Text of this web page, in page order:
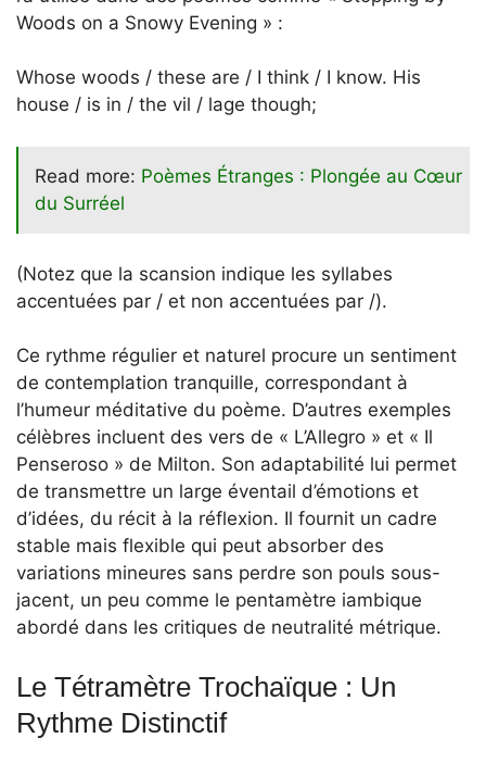
Woods on a Snowy Evening » :
Whose woods / these are / I think / I know. His
house / is in / the vil / lage though;
Read more: Poèmes Étranges : Plongée au Cœur
du Surréel
(Notez que la scansion indique les syllabes
accentuées par / et non accentuées par /).
Ce rythme régulier et naturel procure un sentiment
de contemplation tranquille, correspondant à
l’humeur méditative du poème. D’autres exemples
célèbres incluent des vers de « L’Allegro » et « Il
Penseroso » de Milton. Son adaptabilité lui permet
de transmettre un large éventail d’émotions et
d’idées, du récit à la réflexion. Il fournit un cadre
stable mais flexible qui peut absorber des
variations mineures sans perdre son pouls sous-
jacent, un peu comme le pentamètre iambique
abordé dans les critiques de neutralité métrique.
Le Tétramètre Trochaïque : Un
Rythme Distinctif